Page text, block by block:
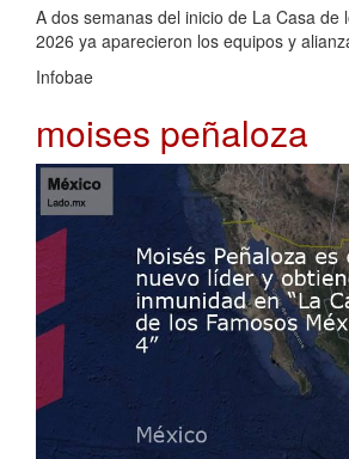
A dos semanas del inicio de La Casa de
2026 ya aparecieron los equipos y
Infobae
moises peñaloza